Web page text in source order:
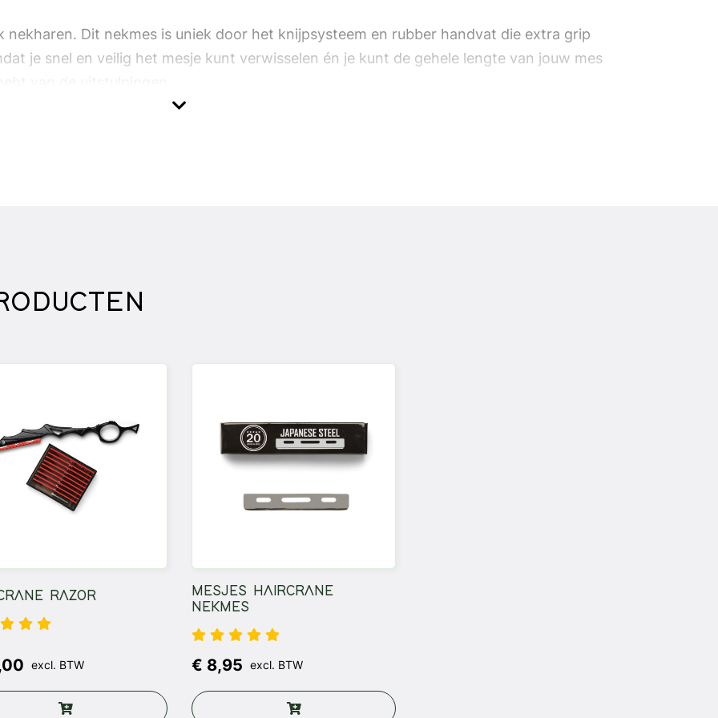
Dit nekmes is uniek door het knijpsysteem en rubber handvat die extra grip
je snel en veilig het mesje kunt verwisselen én je kunt de gehele lengte van jouw mes
RAZOR
excl. BTW
MESJES HAIRCRANE
NEKMES
€ 8,95 excl. BTW